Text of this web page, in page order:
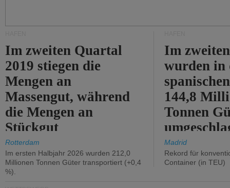
Im zweiten Quartal
2019 stiegen die
Mengen an
Massengut, während
die Mengen an
Stückgut
zurückgingen.
Rotterdam
Im ersten Halbjahr 2026 wurden 212,0
Millionen Tonnen Güter transportiert (+0,4
%).
Im
wurden in
144,8
Tonnen
%).
Madrid
Rekord für
Container (in TEU)